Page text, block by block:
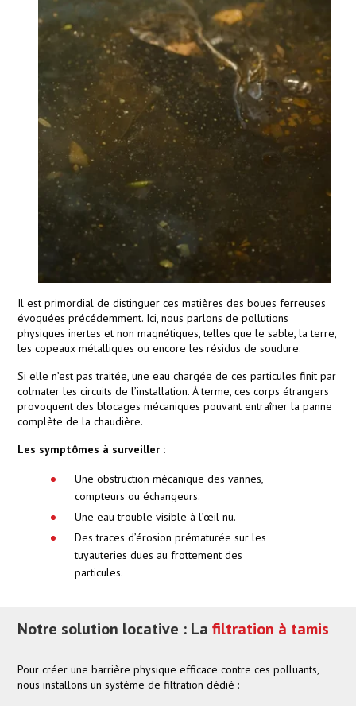
Il est primordial de distinguer ces matières des boues ferreuses
évoquées précédemment. Ici, nous parlons de pollutions
physiques inertes et non magnétiques, telles que le sable, la terre,
les copeaux métalliques ou encore les résidus de soudure.
Si elle n’est pas traitée, une eau chargée de ces particules finit par
colmater les circuits de l’installation. À terme, ces corps étrangers
provoquent des blocages mécaniques pouvant entraîner la panne
complète de la chaudière.
Les symptômes à surveiller :
Une obstruction mécanique des vannes,
compteurs ou échangeurs.
Une eau trouble visible à l’œil nu.
Des traces d’érosion prématurée sur les
tuyauteries dues au frottement des
particules.
Notre solution locative : La filtration à tamis
Pour créer une barrière physique efficace contre ces polluants,
nous installons un système de filtration dédié :